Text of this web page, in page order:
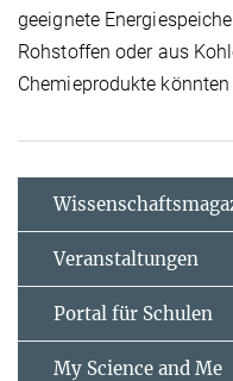
geeignete
Rohstoffen oder aus
Chemieprodukte
Veranstaltungen
Portal für Schulen
My Science and Me